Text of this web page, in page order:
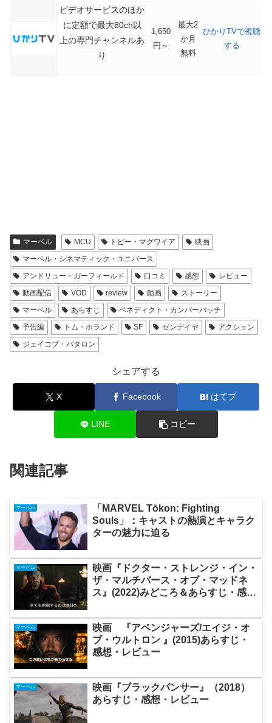
ビデオサービスのほか
に定額で最大80ch以
上の専門チャンネルあ
り
1,650
円～
最大2
か月
無料
ひかりTVで視聴
する
マーベル MCU トビー・マグワイア
映画
マーベル・シネマティック・ユニバース
アンドリュー・ガーフィールド
口コミ 感想
レビュー
動画配信
VOD review 動画
ストーリー
マーベル
あらすじ
ベネディクト・カンバーバッチ
予告編
トム・ホランド SF ゼンデイヤ
アクション
ジェイコブ・バタロン
シェアする
X Facebook はてブ
LINE コピー
関連記事
マーベル
「MARVEL Tōkon: Fighting
Souls」：キャストの熱演とキャラク
ターの魅力に迫る
マーベル
映画『ドクター・ストレンジ・イン・
ザ・マルチバース・オブ・マッドネ
ス』(2022)みどころ＆あらすじ・感
マーベル
映画 『アベンジャーズ/エイジ・オ
ブ・ウルトロン 』(2015)あらすじ・
感想・レビュー
マーベル
映画『ブラックパンサー』（2018）
あらすじ・感想・レビュー